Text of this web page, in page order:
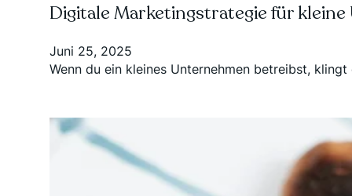
Digitale Marketingstrategie für
Juni 25, 2025
Wenn du ein kleines Unternehmen betreibst,